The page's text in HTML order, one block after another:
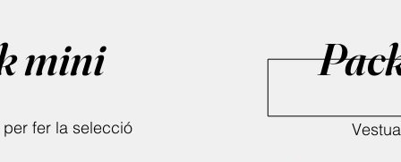
mini
fer la selecció
Pa